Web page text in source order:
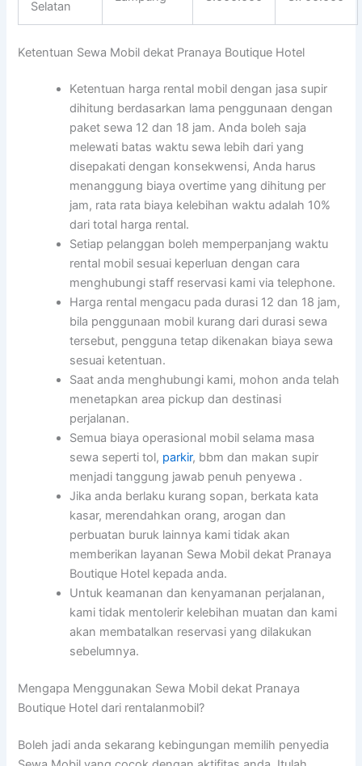
Selatan
Ketentuan Sewa Mobil dekat Pranaya Boutique Hotel
Ketentuan harga rental mobil dengan jasa supir
dihitung berdasarkan lama penggunaan dengan
paket sewa 12 dan 18 jam. Anda boleh saja
melewati batas waktu sewa lebih dari yang
disepakati dengan konsekwensi, Anda harus
menanggung biaya overtime yang dihitung per
jam, rata rata biaya kelebihan waktu adalah 10%
dari total harga rental.
Setiap pelanggan boleh memperpanjang waktu
rental mobil sesuai keperluan dengan cara
menghubungi staff reservasi kami via telephone.
Harga rental mengacu pada durasi 12 dan 18 jam,
bila penggunaan mobil kurang dari durasi sewa
tersebut, pengguna tetap dikenakan biaya sewa
sesuai ketentuan.
Saat anda menghubungi kami, mohon anda telah
menetapkan area pickup dan destinasi
perjalanan.
Semua biaya operasional mobil selama masa
sewa seperti tol, parkir, bbm dan makan supir
menjadi tanggung jawab penuh penyewa .
Jika anda berlaku kurang sopan, berkata kata
kasar, merendahkan orang, arogan dan
perbuatan buruk lainnya kami tidak akan
memberikan layanan Sewa Mobil dekat Pranaya
Boutique Hotel kepada anda.
Untuk keamanan dan kenyamanan perjalanan,
kami tidak mentolerir kelebihan muatan dan kami
akan membatalkan reservasi yang dilakukan
sebelumnya.
Mengapa Menggunakan Sewa Mobil dekat Pranaya
Boutique Hotel dari rentalanmobil?
Boleh jadi anda sekarang kebingungan memilih penyedia